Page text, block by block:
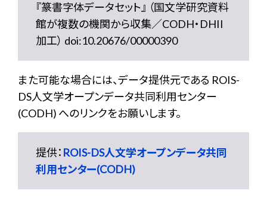
『篆書字体データセット』 （国文学研究資料
館が複数の機関から収集／CODH・DHII
加工） doi:10.20676/00000390
また可能な場合には、データ提供元である ROIS-
DS人文学オープンデータ共同利用センター
(CODH) へのリンクをお願いします。
提供： ROIS-DS人文学オープンデータ共同
利用センター(CODH)